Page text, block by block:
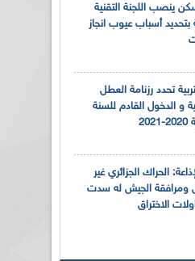
ينصب اللجنة التقنية
بتحديد أسباب عيوب انجاز
تحدد رزنامة العطل
و الدخول القادم للسنة
الحراك الجزائري غير
الجيش له سدت
الاختراق